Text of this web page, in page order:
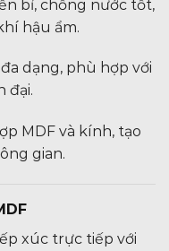
bỉ, chống nước tốt,
hậu ẩm.
dạng, phù hợp với
đại.
MDF và kính, tạo
gian.
xúc trực tiếp với